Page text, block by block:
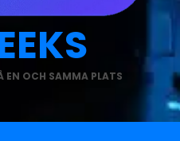
EN OCH SAMMA PLATS